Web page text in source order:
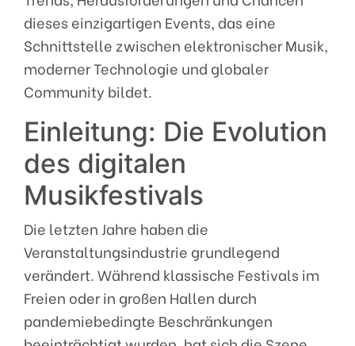
dieses einzigartigen Events, das eine
Schnittstelle zwischen elektronischer Musik,
moderner Technologie und globaler
Community bildet.
Einleitung: Die Evolution
des digitalen
Musikfestivals
Die letzten Jahre haben die
Veranstaltungsindustrie grundlegend
verändert. Während klassische Festivals im
Freien oder in großen Hallen durch
pandemiebedingte Beschränkungen